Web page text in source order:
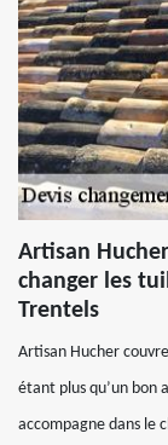
Artisan
changer les
Trentels
Artisan Hucher
étant plus qu’un bon
accompagne dans le